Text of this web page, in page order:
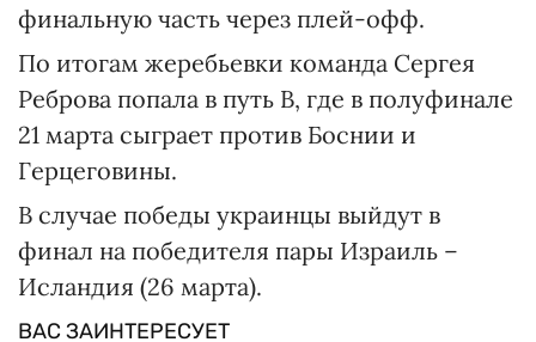
финальную часть через плей-офф.
По итогам жеребьевки команда Сергея
Реброва попала в путь B, где в полуфинале
21 марта сыграет против Боснии и
Герцеговины.
В случае победы украинцы выйдут в
финал на победителя пары Израиль –
Исландия (26 марта).
ВАС ЗАИНТЕРЕСУЕТ